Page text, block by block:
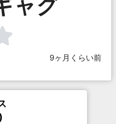
ャグ
9ヶ月くらい前